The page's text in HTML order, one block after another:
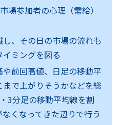
場参加者の心理（需給）
、その日の市場の流れも
ミングを図る
前回高値、日足の移動平
で上がりそうかなどを総
3分足の移動平均線を割
くなってきた辺りで行う